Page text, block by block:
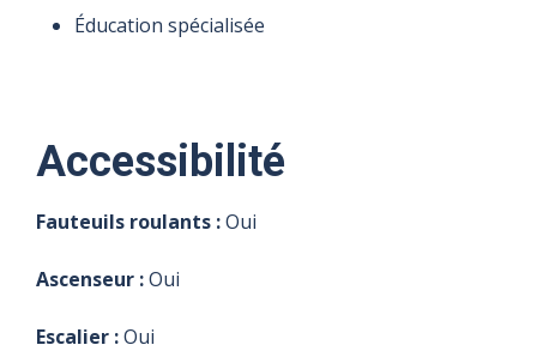
Éducation spécialisée
Accessibilité
Fauteuils roulants :Oui
Ascenseur :Oui
Escalier :Oui